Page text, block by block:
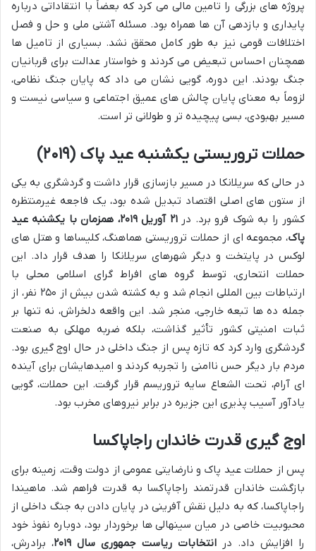
پروژه های بزرگی را تامین مالی می کرد که بعضاً با انتقاداتی درباره
پایداری و بازدهی آن ها همراه بود. مسئله آشتی ملی و حل و فصل
اختلافات قومی نیز به طور کامل محقق نشد. بسیاری از تامیل ها
همچنان احساس تبعیض می کردند و خواستار عدالت برای قربانیان
جنگ بودند. این دوره، گویی نشان می داد که پایان جنگ نظامی،
لزوماً به معنای پایان چالش های عمیق اجتماعی و سیاسی نیست و
مسیر بهبودی، بسی پیچیده تر و طولانی تر است.
حملات تروریستی یکشنبه عید پاک (۲۰۱۹)
در حالی که سریلانکا در مسیر بازسازی قرار داشت و گردشگری به یکی
از ستون های اصلی اقتصاد تبدیل شده بود، یک فاجعه غیرمنتظره
کشور را به شوک فرو برد. در
۲۱ آوریل ۲۰۱۹، همزمان با یکشنبه عید
پاک، مجموعه ای از حملات تروریستی هماهنگ، کلیساها و هتل های
لوکس در پایتخت و دیگر شهرهای سریلانکا را هدف قرار داد. این
حملات انتحاری، توسط گروه های افراط گرای اسلامی محلی با
ارتباطات بین المللی انجام شد و به کشته شدن بیش از ۲۵۰ نفر، از
جمله ده ها تبعه خارجی، منجر شد. این واقعه دلخراش، نه تنها بر
ثبات امنیتی کشور تأثیر گذاشت، بلکه ضربه مهلکی به صنعت
گردشگری وارد کرد که تازه پس از جنگ داخلی در حال اوج گیری بود.
مردم بار دیگر حس ناامنی را تجربه کردند و امیدهایشان برای آینده
ای آرام، تحت الشعاع سایه تروریسم قرار گرفت. این حملات، گویی
یادآور آسیب پذیری این جزیره در برابر نیروهای مخرب بود.
اوج گیری قدرت خاندان راجاپاکسا
پس از حملات عید پاک و نارضایتی عمومی از دولت وقت، زمینه برای
بازگشت خاندان قدرتمند راجاپاکسا به قدرت فراهم شد. ماهیندا
راجاپاکسا، که به دلیل نقش آفرینی در پایان دادن به جنگ داخلی از
محبوبیت خاصی در میان سینهالی ها برخوردار بود، دوباره نفوذ خود
را افزایش داد. در انتخابات ریاست جمهوری سال ۲۰۱۹
، برادرش،